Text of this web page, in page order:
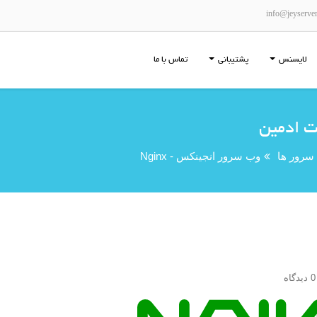
لایسنس پشتیبانی تماس با ما
ها وب سرور انجینکس - Nginx